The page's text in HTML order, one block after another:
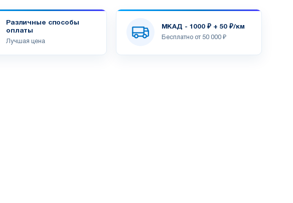
Различные способы
оплаты
Лучшая цена
МКАД - 1000 ₽ + 50 ₽/км
Бесплатно от 50 000 ₽